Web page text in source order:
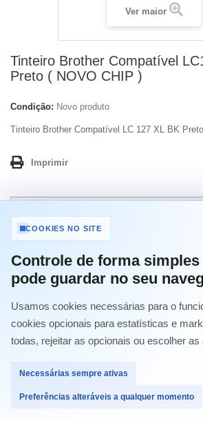
Ver maior
Tinteiro Brother Compatível
Preto ( NOVO CHIP )
Condição: Novo produto
Tinteiro Brother Compatível LC 127 XL BK
Imprimir
1,90 €com IVA
-27%
2,60 €com IVA
Quantidade
COOKIES NO SITE
Controle de forma
pode guardar no seu
Usamos cookies necessárias para o
cookies opcionais para estatísticas e
todas, rejeitar as opcionais ou escolher
Necessárias sempre ativas
Preferências alteráveis a qualquer momento